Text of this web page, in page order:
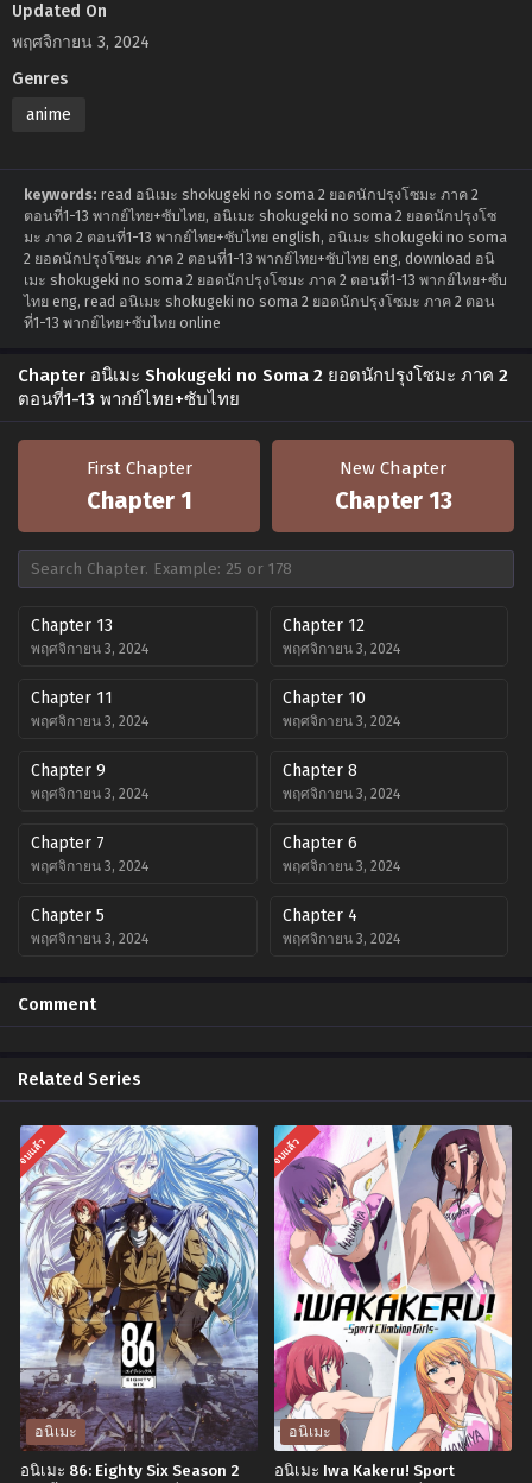
Updated On
พฤศจิกายน 3, 2024
Genres
anime
keywords: read อนิเมะ shokugeki no soma 2 ยอดนักปรุงโซมะ ภาค 2
ตอนที่1-13 พากย์ไทย+ซับไทย, อนิเมะ shokugeki no soma 2 ยอดนักปรุงโซ
มะ ภาค 2 ตอนที่1-13 พากย์ไทย+ซับไทย english, อนิเมะ shokugeki no soma
2 ยอดนักปรุงโซมะ ภาค 2 ตอนที่1-13 พากย์ไทย+ซับไทย eng, download อนิ
เมะ shokugeki no soma 2 ยอดนักปรุงโซมะ ภาค 2 ตอนที่1-13 พากย์ไทย+ซับ
ไทย eng, read อนิเมะ shokugeki no soma 2 ยอดนักปรุงโซมะ ภาค 2 ตอน
ที่1-13 พากย์ไทย+ซับไทย online
Chapter อนิเมะ Shokugeki no Soma 2 ยอดนักปรุงโซมะ ภาค 2
ตอนที่1-13 พากย์ไทย+ซับไทย
First Chapter
Chapter 1
New Chapter
Chapter 13
Chapter 13
พฤศจิกายน 3, 2024
Chapter 12
พฤศจิกายน 3, 2024
Chapter 11
พฤศจิกายน 3, 2024
Chapter 10
พฤศจิกายน 3, 2024
Chapter 9
พฤศจิกายน 3, 2024
Chapter 8
พฤศจิกายน 3, 2024
Chapter 7
พฤศจิกายน 3, 2024
Chapter 6
พฤศจิกายน 3, 2024
Chapter 5
พฤศจิกายน 3, 2024
Chapter 4
พฤศจิกายน 3, 2024
พฤศจิกายน 3, 2024
พฤศจิกายน 3, 2024
Comment
Related Series
จบแล้ว
อนิเมะ
อนิเมะ 86: Eighty Six Season 2
จบแล้ว
อนิเมะ
อนิเมะ Iwa Kakeru! Sport